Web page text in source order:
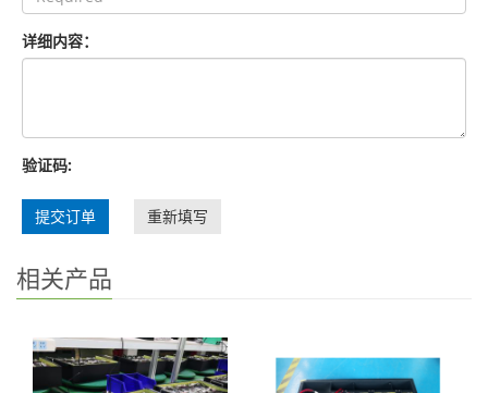
详细内容：
验证码:
提交订单 重新填写
相关产品